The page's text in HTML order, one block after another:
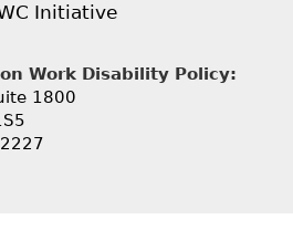
Initiative
Work Disability Policy:
1800